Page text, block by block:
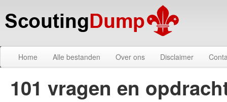
Home Alle bestanden Over ons Disclaimer
101 vragen en